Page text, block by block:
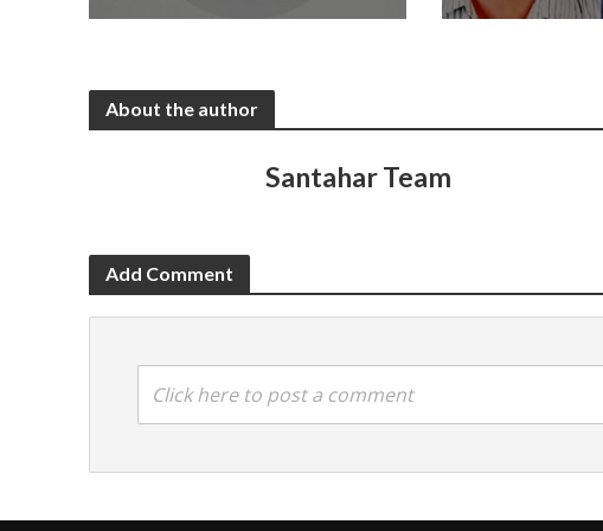
About the author
Santahar Team
Add Comment
Click here to post a comment